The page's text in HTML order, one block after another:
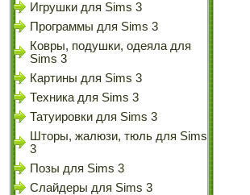
Игрушки для Sims 3
Программы для Sims 3
Ковры, подушки, одеяла для
Sims 3
Картины для Sims 3
Техника для Sims 3
Татуировки для Sims 3
Шторы, жалюзи, тюль для Sims
3
Позы для Sims 3
Слайдеры для Sims 3